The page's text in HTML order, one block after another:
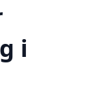
i